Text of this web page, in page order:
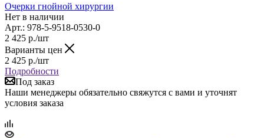
Очерки гнойной хирургии
Нет в наличии
Арт.: 978-5-9518-0530-0
2 425 р./шт
Варианты цен
2 425 р./шт
Подробности
Под заказ
Наши менеджеры обязательно свяжутся с вами и уточнят
условия заказа